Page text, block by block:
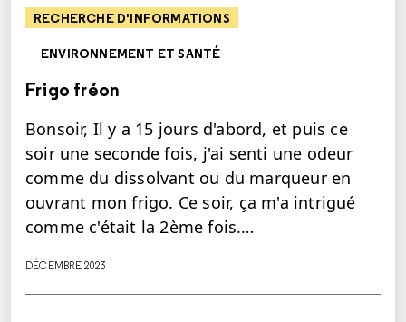
RECHERCHE D'INFORMATIONS
ENVIRONNEMENT ET SANTÉ
Frigo fréon
Bonsoir, Il y a 15 jours d'abord, et puis ce
soir une seconde fois, j'ai senti une odeur
comme du dissolvant ou du marqueur en
ouvrant mon frigo. Ce soir, ça m'a intrigué
comme c'était la 2ème fois.…
DÉCEMBRE 2023